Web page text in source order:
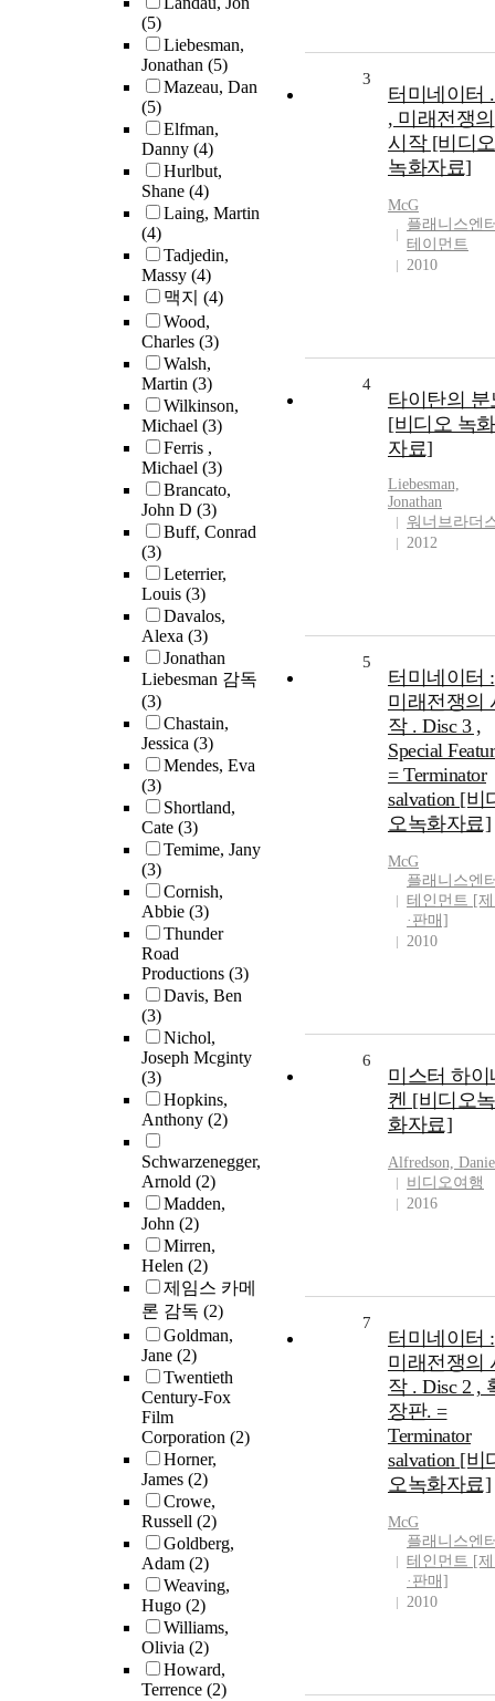
(5)
Liebesman,
Jonathan (5)
Mazeau, Dan
(5)
Elfman,
Danny (4)
Hurlbut,
Shane (4)
Laing, Martin
(4)
Tadjedin,
Massy (4)
맥지 (4)
Wood,
Charles (3)
Walsh,
Martin (3)
Wilkinson,
Michael (3)
Ferris ,
Michael (3)
Brancato,
John D (3)
Buff, Conrad
(3)
Leterrier,
Louis (3)
Davalos,
Alexa (3)
Jonathan
Liebesman 감독
(3)
Chastain,
Jessica (3)
Mendes, Eva
(3)
Shortland,
Cate (3)
Temime, Jany
(3)
Cornish,
Abbie (3)
Thunder
Road
Productions (3)
Davis, Ben
(3)
Nichol,
Joseph Mcginty
(3)
Hopkins,
Anthony (2)
Schwarzenegger,
Arnold (2)
Madden,
John (2)
Mirren,
Helen (2)
제임스 카메
론 감독 (2)
Goldman,
Jane (2)
Twentieth
Century-Fox
Film
Corporation (2)
Horner,
James (2)
Crowe,
Russell (2)
Goldberg,
Adam (2)
Weaving,
Hugo (2)
Williams,
Olivia (2)
Howard,
Terrence (2)
3
터미네이터
, 미래전쟁의
시작 [비디오
녹화자료]
McG
플래니스엔
테이먼트
2010
4
타이탄의 분
[비디오 녹화
자료]
Liebesman,
Jonathan
워너브라더
2012
5
터미네이터 :
미래전쟁의
작 . Disc 3 ,
Special
= Terminator
salvation [비
오녹화자료]
McG
플래니스엔
테인먼트 [
·판매]
2010
6
미스터 하이
켄 [비디오녹
화자료]
Alfredson,
비디오여행
2016
7
터미네이터 :
미래전쟁의
작 . Disc 2 ,
장판. =
Terminator
salvation [비
오녹화자료]
McG
플래니스엔
테인먼트 [
·판매]
2010